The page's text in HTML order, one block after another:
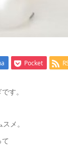
Pocket
す。
メ。